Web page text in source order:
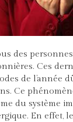
des
Ces
de l’année
Ce
du système
En effet,